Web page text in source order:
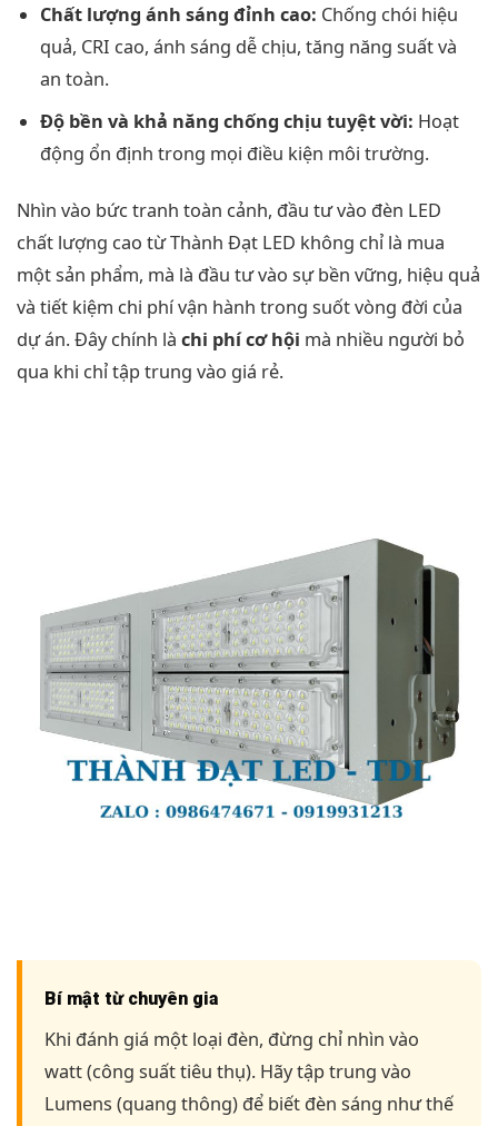
Chất lượng ánh sáng đỉnh cao: Chống chói hiệu
quả, CRI cao, ánh sáng dễ chịu, tăng năng suất và
an toàn.
Độ bền và khả năng chống chịu tuyệt vời: Hoạt
động ổn định trong mọi điều kiện môi trường.
Nhìn vào bức tranh toàn cảnh, đầu tư vào đèn LED
chất lượng cao từ Thành Đạt LED không chỉ là mua
một sản phẩm, mà là đầu tư vào sự bền vững, hiệu quả
và tiết kiệm chi phí vận hành trong suốt vòng đời của
dự án. Đây chính là chi phí cơ hội mà nhiều người bỏ
qua khi chỉ tập trung vào giá rẻ.
Bí mật từ chuyên gia
Khi đánh giá một loại đèn, đừng chỉ nhìn vào
watt (công suất tiêu thụ). Hãy tập trung vào
Lumens (quang thông) để biết đèn sáng như thế